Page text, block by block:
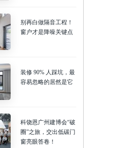
别再白做隔音工程！
窗户才是降噪关键点
装修 90% 人踩坑，最
容易忽略的居然是它
科饶恩广州建博会“破
圈”之旅，交出低碳门
窗亮眼答卷！